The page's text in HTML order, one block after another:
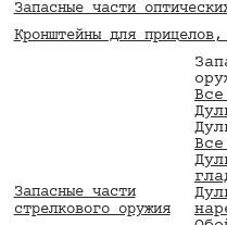
Запасные части
Кронштейны для
Запасные части
стрелкового оружия